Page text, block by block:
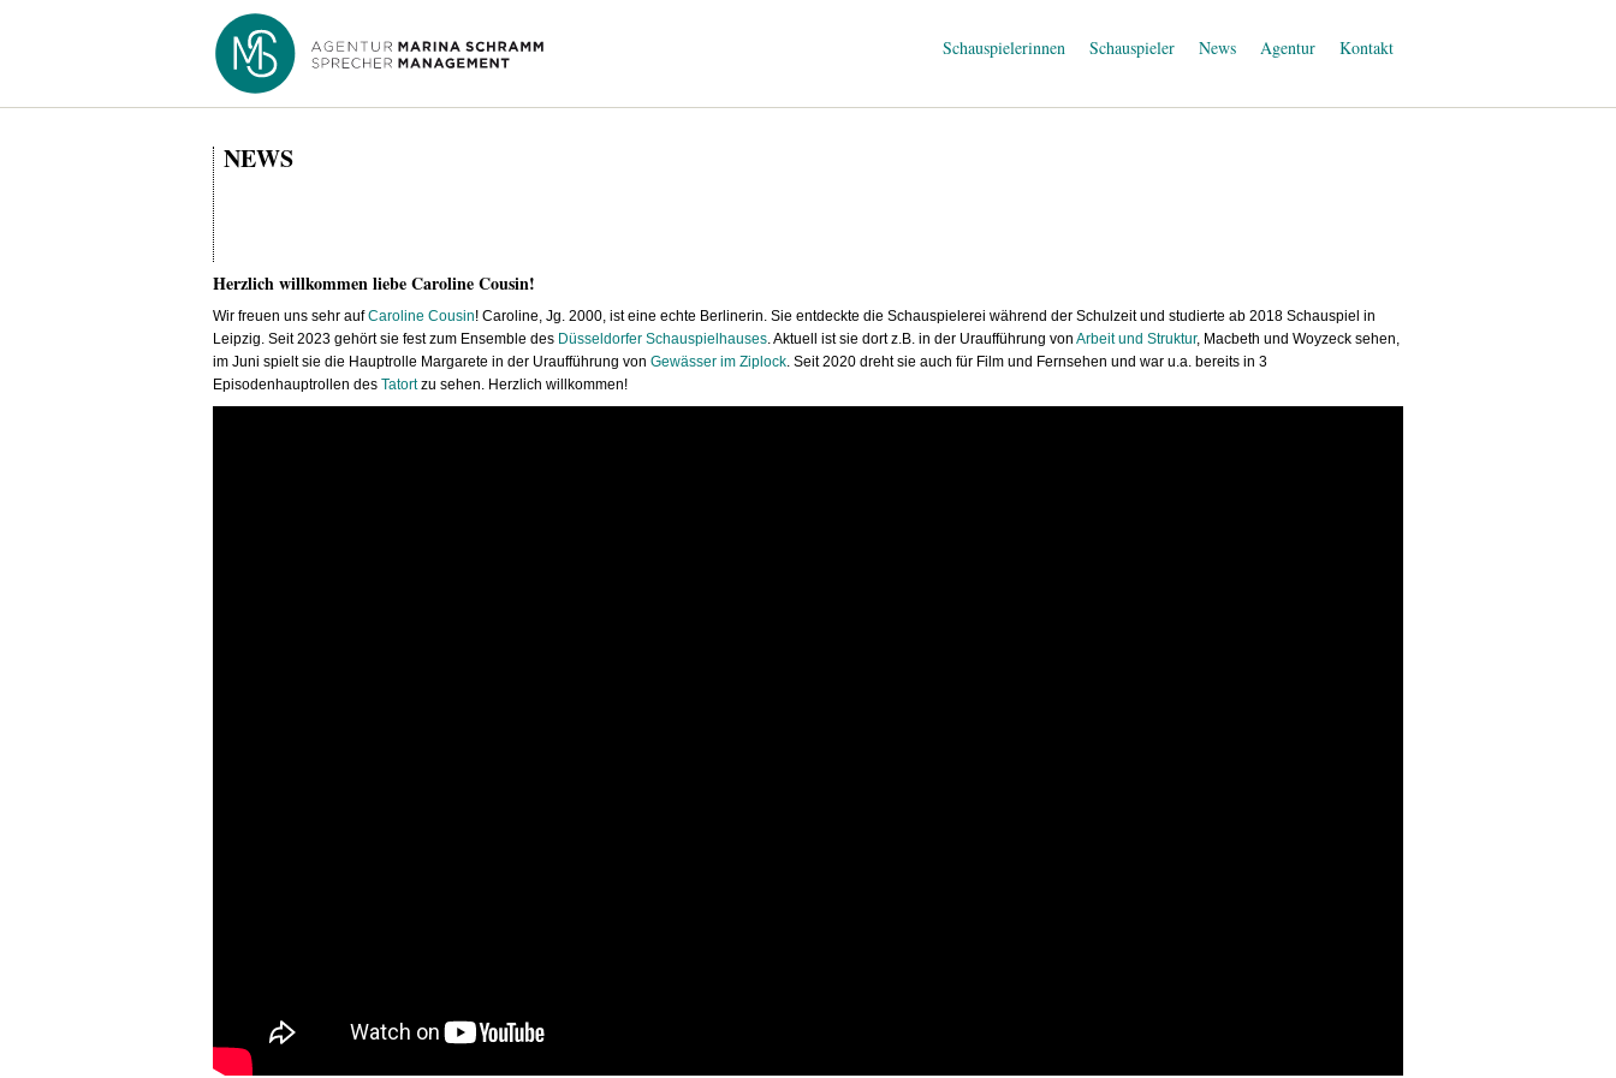
Schauspielerinnen Schauspieler News Agentur Kontakt
NEWS
Herzlich willkommen liebe Caroline Cousin!
Wir freuen uns sehr aufCaroline Cousin! Caroline, Jg. 2000, ist eine echte Berlinerin. Sie entdeckte die Schauspielerei während der Schulzeit und studierte ab 2018 Schauspiel in
Leipzig. Seit 2023 gehört sie fest zum Ensemble des Düsseldorfer Schauspielhauses . Aktuell ist sie dort z.B. in der Uraufführung von Arbeit und Struktur, Macbeth und Woyzeck sehen,
im Juni spielt sie die Hauptrolle Margarete in der Uraufführung von Gewässer im Ziplock . Seit 2020 dreht sie auch für Film und Fernsehen und war u.a. bereits in 3
Episodenhauptrollen des Tatortzu sehen. Herzlich willkommen!